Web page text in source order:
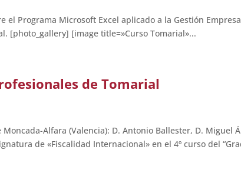
el Programa Microsoft Excel aplicado a la Gestión
[photo_gallery] [image title=»Curso Tomarial»...
de Tomarial
Alfara (Valencia): D. Antonio Ballester, D. Miguel
de «Fiscalidad Internacional» en el 4º curso del